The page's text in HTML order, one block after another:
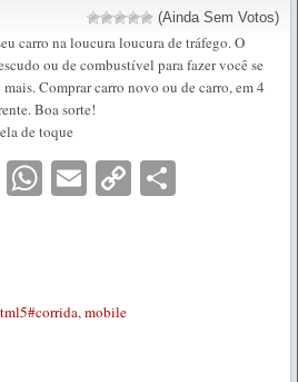
(Ainda Sem Votos)
carro na loucura loucura de tráfego. O
ou de combustível para fazer você se
Comprar carro novo ou de carro, em 4
Boa sorte!
de toque
Messenger
WhatsApp
EmailCopy
,mobile